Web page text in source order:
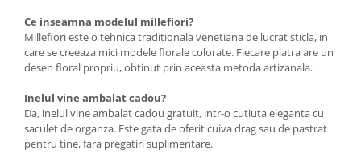
Ce inseamna modelul millefiori?
Millefiori este o tehnica traditionala venetiana de lucrat sticla, in
care se creeaza mici modele florale colorate. Fiecare piatra are un
desen floral propriu, obtinut prin aceasta metoda artizanala.
Inelul vine ambalat cadou?
Da, inelul vine ambalat cadou gratuit, intr-o cutiuta eleganta cu
saculet de organza. Este gata de oferit cuiva drag sau de pastrat
pentru tine, fara pregatiri suplimentare.